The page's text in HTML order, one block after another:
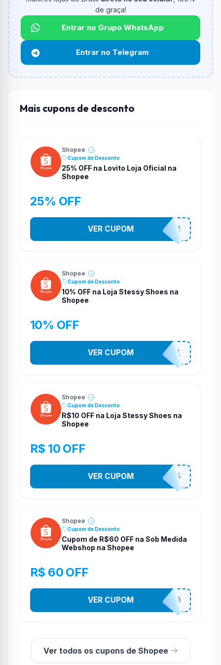
Não informado ou sem limite.
Funciona em qualquer produto?
Não necessariamente. Depende de itens participantes
e alguns vendedores ou produtos especificos podem
não aceitar cupons.
de graça!
Entrar no Grupo WhatsApp
Entrar no Telegram
Mais cupons de desconto
Shopee
Cupom de Desconto
25% OFF na Lovito Loja Oficial na
Shopee
25% OFF
141525852
VER CUPOM
Shopee
Cupom de Desconto
10% OFF na Loja Stessy Shoes na
Shopee
10% OFF
STES2541
VER CUPOM
Shopee
Cupom de Desconto
R$10 OFF na Loja Stessy Shoes na
Shopee
R$ 10 OFF
STES2525
VER CUPOM
Shopee
Cupom de Desconto
Cupom de R$60 OFF na Sob Medida
Webshop na Shopee
R$ 60 OFF
SOBM60400
VER CUPOM
Ver todos os cupons de Shopee